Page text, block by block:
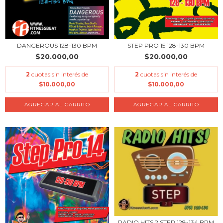
DANGEROUS 128-130 BPM
$20.000,00
2 cuotas sin interés de
$10.000,00
STEP PRO 15 128-130 BPM
$20.000,00
2 cuotas sin interés de
$10.000,00